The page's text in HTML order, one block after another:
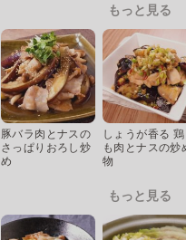
もっと見る
豚バラ肉とナスの
さっぱりおろし炒
め
しょうが香る
も肉とナスの炒
物
もっと見る